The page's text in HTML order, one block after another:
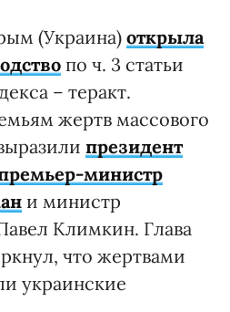
(Украина) открыла
по ч. 3 статьи
– теракт.
жертв массового
президент
министр
и министр
Климкин. Глава
что жертвами
украинские